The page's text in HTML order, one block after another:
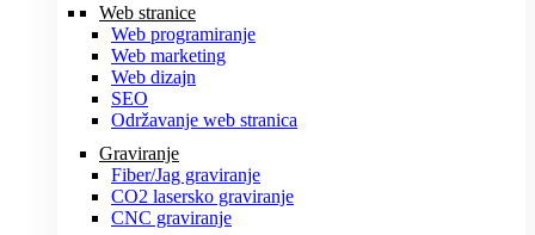
Web stranice
Web programiranje
Web marketing
Web dizajn
SEO
Održavanje web stranica
Graviranje
Fiber/Jag graviranje
CO2 lasersko graviranje
CNC graviranje